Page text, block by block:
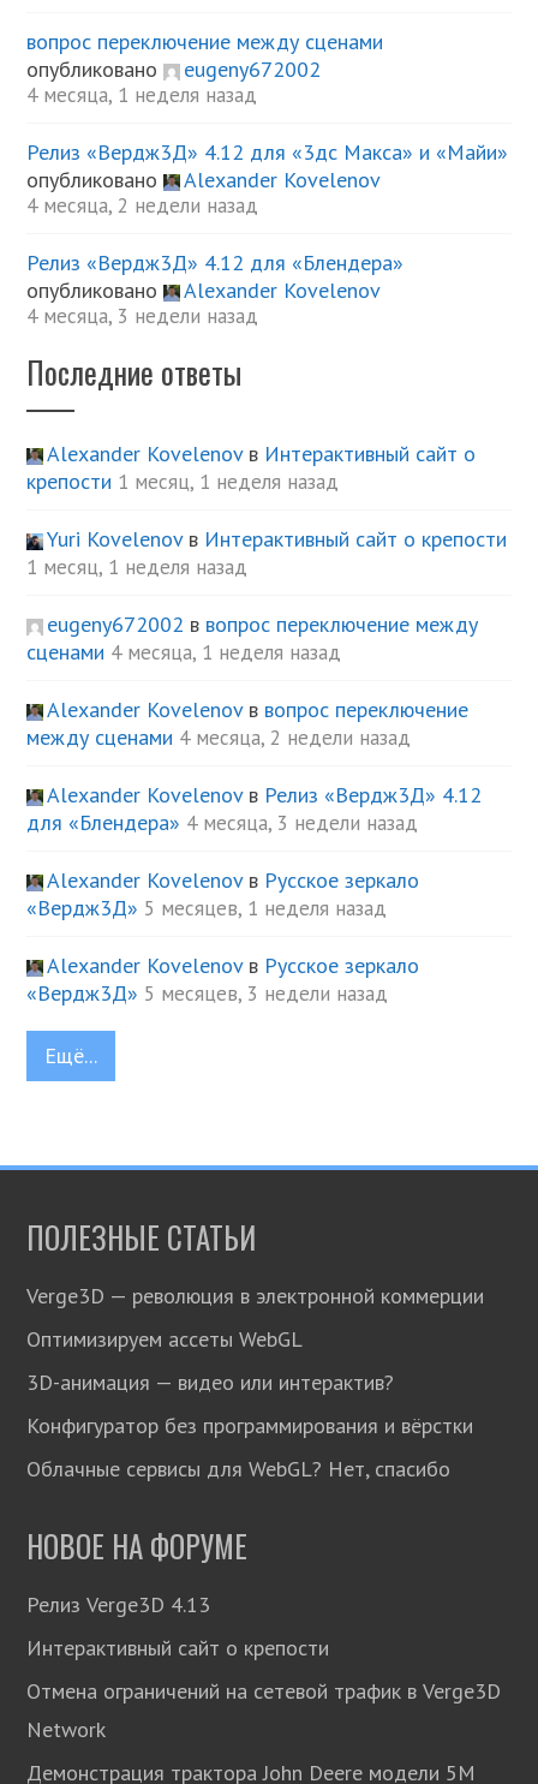
вопрос переключение между сценами
опубликовано
eugeny672002
4 месяца, 1 неделя назад
Релиз «Вердж3Д» 4.12 для «3дс Макса» и «Майи»
опубликовано
Alexander Kovelenov
4 месяца, 2 недели назад
Релиз «Вердж3Д» 4.12 для «Блендера»
опубликовано
Alexander Kovelenov
4 месяца, 3 недели назад
Последние ответы
Alexander Kovelenovв Интерактивный сайт о
крепости 1 месяц, 1 неделя назад
Yuri Kovelenovв Интерактивный сайт о крепости
1 месяц, 1 неделя назад
eugeny672002 в вопрос переключение между
сценами 4 месяца, 1 неделя назад
Alexander Kovelenovв вопрос переключение
между сценами 4 месяца, 2 недели назад
Alexander Kovelenovв Релиз «Вердж3Д» 4.12
для «Блендера» 4 месяца, 3 недели назад
Alexander Kovelenovв Русское зеркало
«Вердж3Д» 5 месяцев, 1 неделя назад
Alexander Kovelenovв Русское зеркало
«Вердж3Д» 5 месяцев, 3 недели назад
Ещё...
ПОЛЕЗНЫЕ СТАТЬИ
Verge3D — революция в электронной коммерции
Оптимизируем ассеты WebGL
3D-анимация — видео или интерактив?
Конфигуратор без программирования и вёрстки
Облачные сервисы для WebGL? Нет, спасибо
НОВОЕ НА ФОРУМЕ
Релиз Verge3D 4.13
Интерактивный сайт о крепости
Отмена ограничений на сетевой трафик в Verge3D
Network
Демонстрация трактора John Deere модели 5М